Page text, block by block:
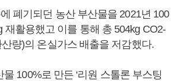
폐기되던 농산 부산물을 2021년 100
재활용했고 이를 통해 총 504kg CO2-
량)의 온실가스 배출을 저감했다.
100%로 만든 ‘리원 스톨론 부스팅